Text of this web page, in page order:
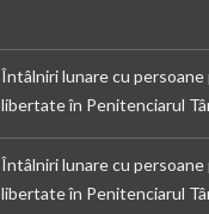
Întâlniri lunare cu
libertate în Penitenciarul
Întâlniri lunare cu
libertate în Penitenciarul